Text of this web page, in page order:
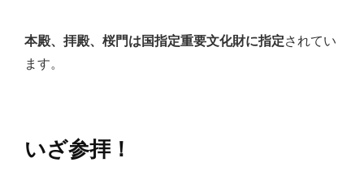
本殿、拝殿、桜門は国指定重要文化財に指定されてい
ます。
いざ参拝！